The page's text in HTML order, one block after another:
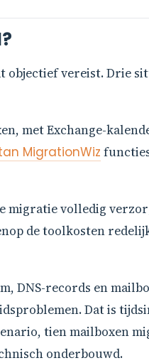
objectief vereist. Drie
met Exchange-
MigrationWiz
migratie volledig
de toolkosten
DNS-records en
Dat is
tien mailboxen
onderbouwd.